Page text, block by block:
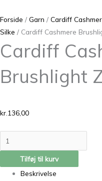
Forside / Garn / Cardiff
Silke / Cardiff Cashmere
Cardiff
Brushlight
kr. 136,00
Tilføj til kurv
Beskrivelse